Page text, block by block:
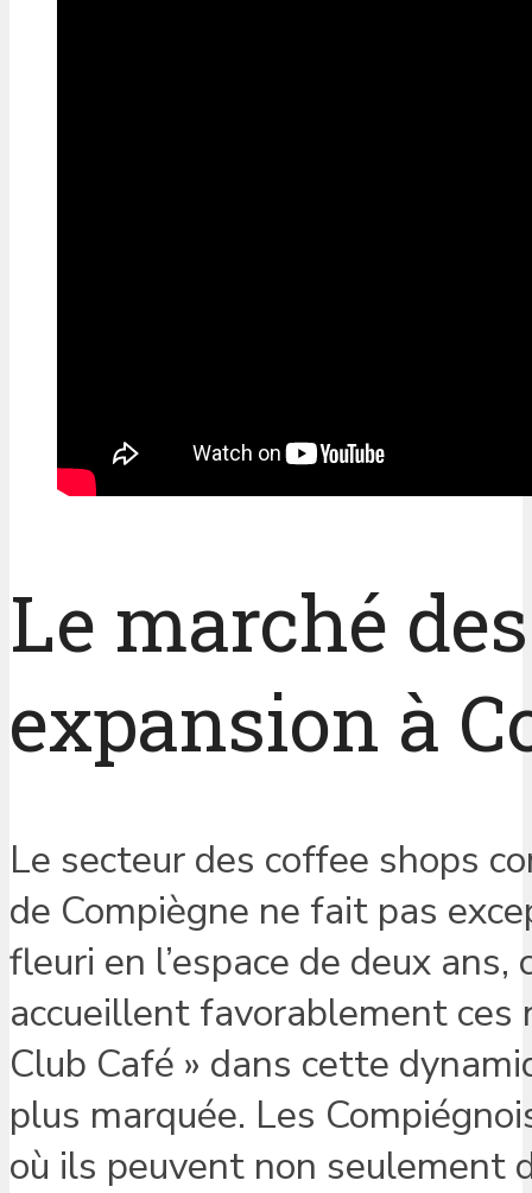
Le marché
expansion à
Le secteur des coffee shops
de Compiègne ne fait pas
fleuri en l’espace de deux
accueillent favorablement ces
Club Café » dans cette
plus marquée. Les
où ils peuvent non seulement